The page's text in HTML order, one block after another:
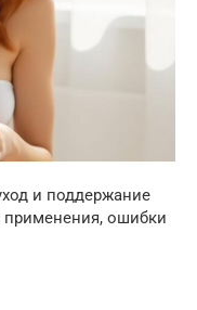
и поддержание
применения, ошибки